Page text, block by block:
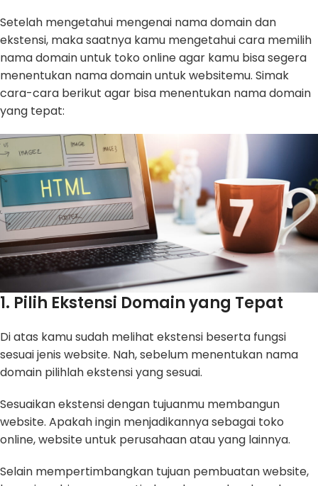
Setelah mengetahui mengenai nama domain dan
ekstensi, maka saatnya kamu mengetahui cara memilih
nama domain untuk toko online agar kamu bisa segera
menentukan nama domain untuk websitemu. Simak
cara-cara berikut agar bisa menentukan nama domain
yang tepat:
1. Pilih Ekstensi Domain yang Tepat
Di atas kamu sudah melihat ekstensi beserta fungsi
sesuai jenis website. Nah, sebelum menentukan nama
domain pilihlah ekstensi yang sesuai.
Sesuaikan ekstensi dengan tujuanmu membangun
website. Apakah ingin menjadikannya sebagai toko
online, website untuk perusahaan atau yang lainnya.
Selain mempertimbangkan tujuan pembuatan website,